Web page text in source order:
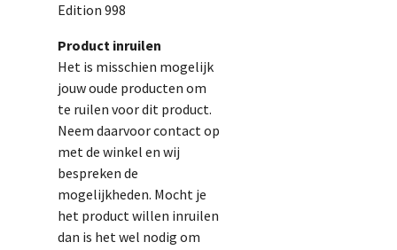
Edition 998
Product inruilen
Het is misschien mogelijk
jouw oude producten om
te ruilen voor dit product.
Neem daarvoor contact op
met de winkel en wij
bespreken de
mogelijkheden. Mocht je
het product willen inruilen
dan is het wel nodig om